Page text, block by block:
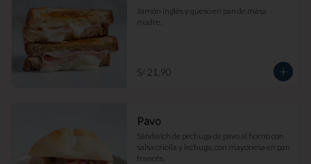
Jamón inglés y queso en pan de masa
madre.
S/ 21.90
Pavo
Sándwich de pechuga de pavo al horno con
salsa criolla y lechuga, con mayonesa en pan
francés.